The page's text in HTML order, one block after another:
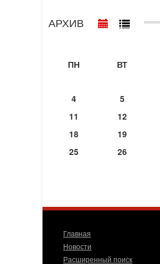
АРХИВ
ПН
ВТ
4
5
11
12
18
19
25
26
Главная
Новости
Расширенный поиск